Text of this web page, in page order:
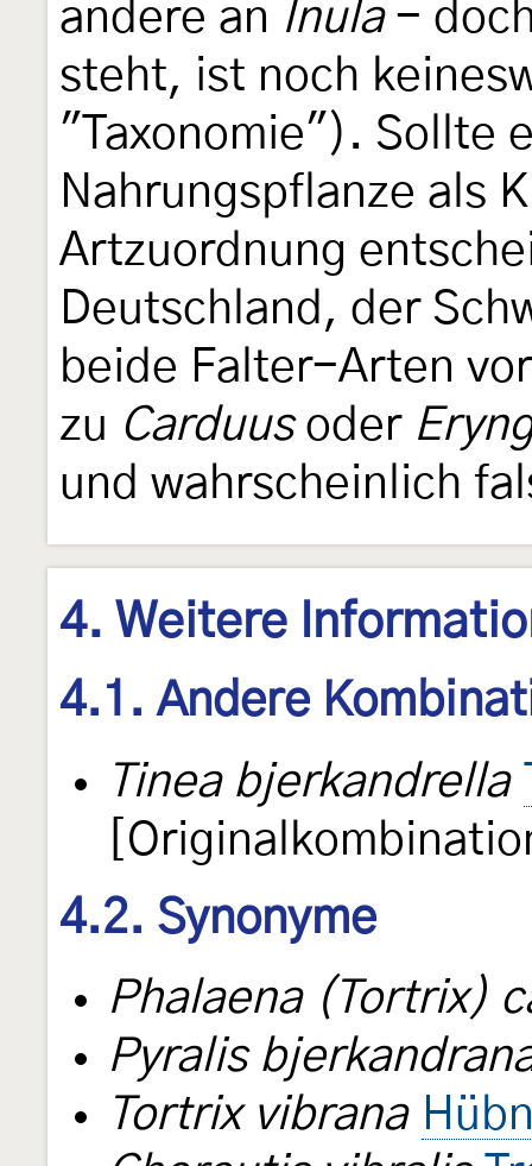
andere an Inula- doch
steht, ist noch
"Taxonomie"). Sollte
Nahrungspflanze als
Artzuordnung
Deutschland, der
beide Falter-Arten
zu Carduusoder
und wahrscheinlich
4. Weitere
4.1. Andere
Tinea bjerkandrella
4.2. Synonyme
Phalaena (Tortrix)
Pyralis
Tortrix vibrana